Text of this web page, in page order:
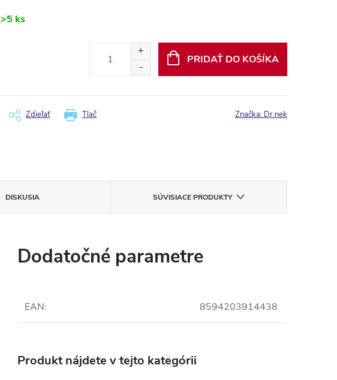
>5 ks
PRIDAŤ DO KOŠÍKA
Tlač
Zdieľať Značka: Dr.nek
DISKUSIA SÚVISIACE PRODUKTY
Dodatočné parametre
EAN: 8594203914438
Produkt nájdete v tejto kategórii